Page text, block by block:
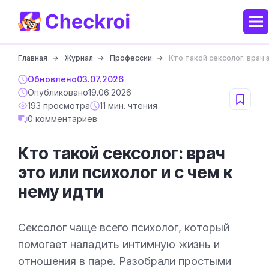
Главная Журнал Профессии Кто такой сексолог: врач
Обновлено03.07.2026
Опубликовано19.06.2026
193 просмотра
11 мин. чтения
0 комментариев
Кто такой сексолог: врач
это или психолог и с чем к
нему идти
Сексолог чаще всего психолог, который
помогает наладить интимную жизнь и
отношения в паре. Разобрали простыми